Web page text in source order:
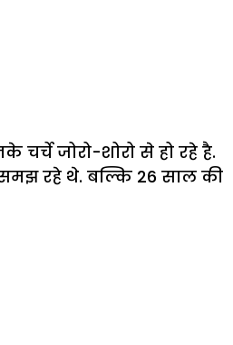
जोरो-शोरो से हो रहे है.
समझ रहे थे. बल्कि 26 साल की